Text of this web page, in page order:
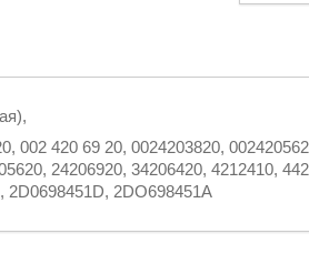
002 420 69 20, 0024203820,
24206920, 34206420, 4212410,
2D0698451D, 2DO698451A